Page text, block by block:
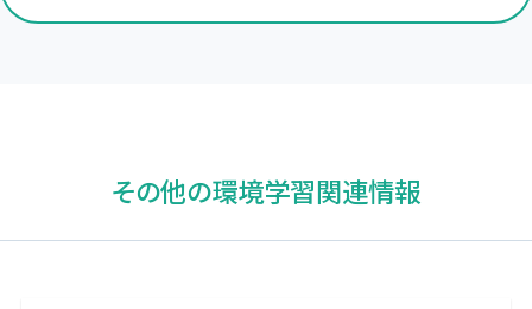
その他の環境学習関連情報